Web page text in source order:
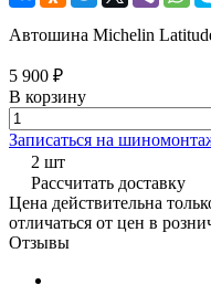
Автошина Michelin
5 900 ₽
В корзину
Записаться на
2 шт
Рассчитать доставку
Цена действительна
отличаться от цен в
Отзывы